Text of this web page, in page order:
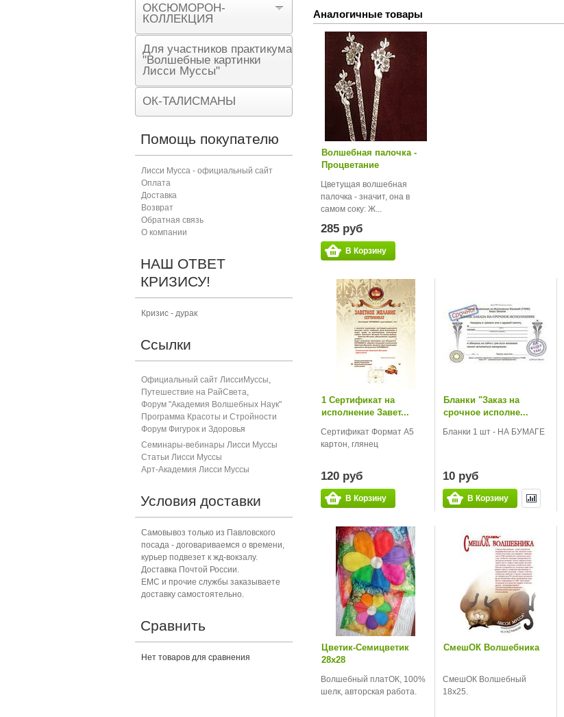
Аналогичные товары
Волшебная палочка -
Процветание
Цветущая волшебная
палочка - значит, она в
самом соку: Ж...
285 руб
В Корзину
1 Сертификат на
исполнение Завет...
Сертификат Формат А5
картон, глянец
120 руб
В Корзину
Бланки "Заказ на
срочное исполне...
Бланки 1 шт - НА БУМАГЕ
10 руб
В Корзину
Цветик-Семицветик
28х28
Волшебный платОК, 100%
шелк, авторская работа.
СмешОК Волшебника
СмешОК Волшебный
18х25.
ОКСЮМОРОН-
КОЛЛЕКЦИЯ
Для участников практикума
"Волшебные картинки
Лисси Муссы"
ОК-ТАЛИСМАНЫ
Помощь покупателю
Лисси Мусса - официальный сайт
Оплата
Доставка
Возврат
Обратная связь
О компании
НАШ ОТВЕТ
КРИЗИСУ!
Кризис - дурак
Ссылки
Официальный сайт ЛиссиМуссы,
Путешествие на РайСвета,
Форум "Академия Волшебных Наук"
Программа Красоты и Стройности
Форум Фигурок и Здоровья
Семинары-вебинары Лисси Муссы
Статьи Лисси Муссы
Арт-Академия Лисси Муссы
Условия доставки
Самовывоз только из Павловского
посада - договариваемся о времени,
курьер подвезет к жд-вокзалу.
Доставка Почтой России.
ЕМС и прочие службы заказываете
доставку самостоятельно.
Сравнить
Нет товаров для сравнения